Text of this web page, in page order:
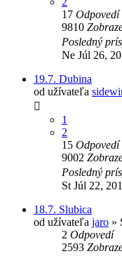
17 Odpovedí
9810
Posledný
Ne Júl 26,
19.7. Dubina
od užívateľa
1
2
15 Odpovedí
9002
Posledný
St Júl 22,
18.7. Slubica
od užívateľa jaro »
2 Odpovedí
2593